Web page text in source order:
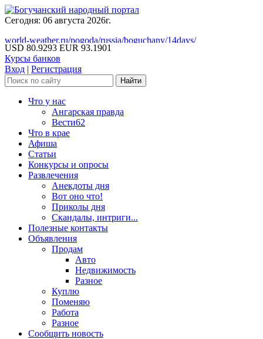
Сегодня: 06 августа 2026г.
world-weather.ru/pogoda/russia/boguchany/14days/
USD 80.9293 EUR 93.1901
Курсы банков
Вход | Регистрация
Что у нас
Ангарская правда
Вести62
Что в крае
Афиша
Статьи
Конкурсы и опросы
Развлечения
Анекдоты дня
Вот оно что!
Приколы дня
Скандалы, интриги...
Полезные контакты
Объявления
Продам
Авто
Недвижимость
Разное
Куплю
Поменяю
Работа
Разное
Сообщить новость